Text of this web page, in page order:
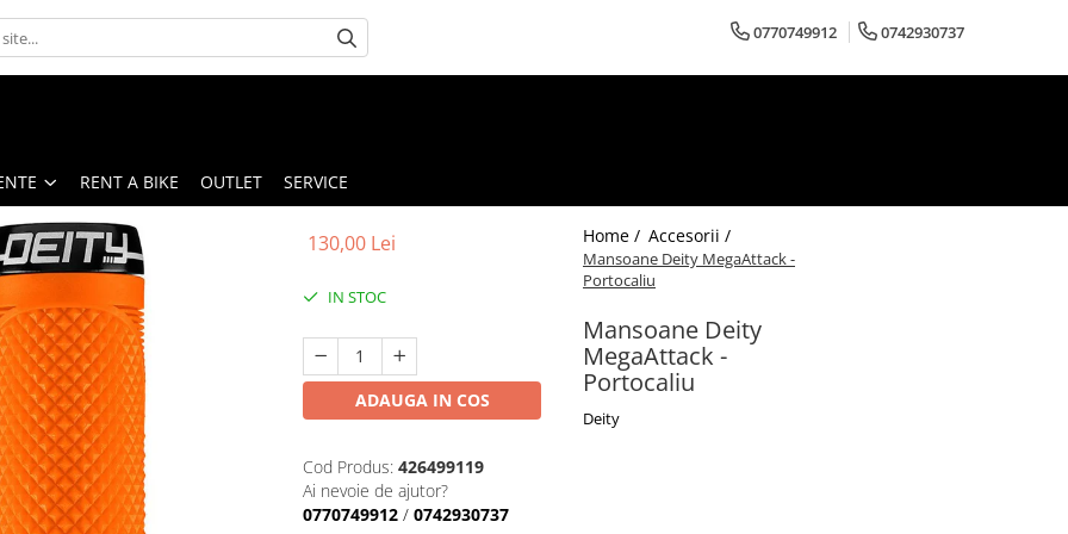
0770749912 0742930737
RENT A BIKE OUTLET SERVICE
Home / Accesorii /
Mansoane Deity MegaAttack -
Portocaliu
Mansoane Deity
MegaAttack -
Portocaliu
Deity
130,00 Lei
IN STOC
ADAUGA IN COS
Cod Produs: 426499119
Ai nevoie de ajutor?
0770749912 / 0742930737